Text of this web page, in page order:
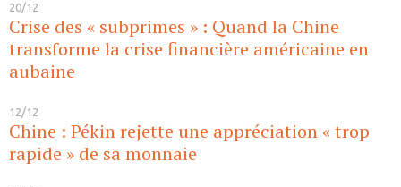
20/12
Crise des « subprimes » : Quand la Chine
transforme la crise financière américaine en
aubaine
12/12
Chine : Pékin rejette une appréciation « trop
rapide » de sa monnaie